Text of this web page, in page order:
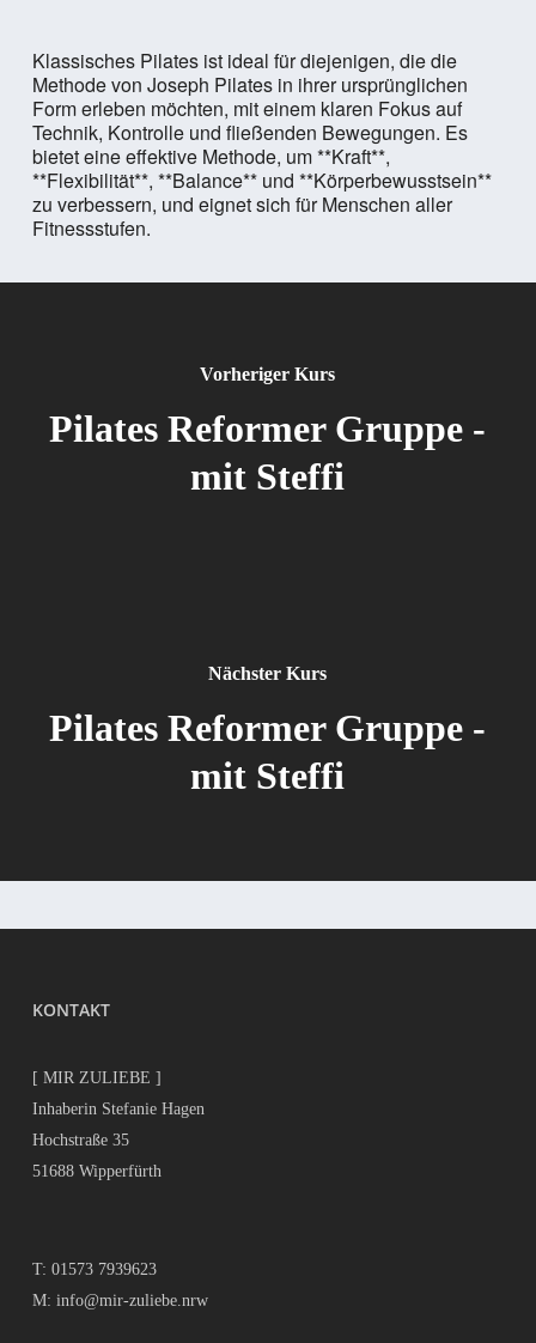
Klassisches Pilates ist ideal für diejenigen, die die
Methode von Joseph Pilates in ihrer ursprünglichen
Form erleben möchten, mit einem klaren Fokus auf
Technik, Kontrolle und fließenden Bewegungen. Es
bietet eine effektive Methode, um **Kraft**,
**Flexibilität**, **Balance** und **Körperbewusstsein**
zu verbessern, und eignet sich für Menschen aller
Fitnessstufen.
Vorheriger Kurs
Pilates Reformer Gruppe -
mit Steffi
Nächster Kurs
Pilates Reformer Gruppe -
mit Steffi
KONTAKT
[ MIR ZULIEBE ]
Inhaberin Stefanie Hagen
Hochstraße 35
51688 Wipperfürth
T: 01573 7939623
M: info@mir-zuliebe.nrw